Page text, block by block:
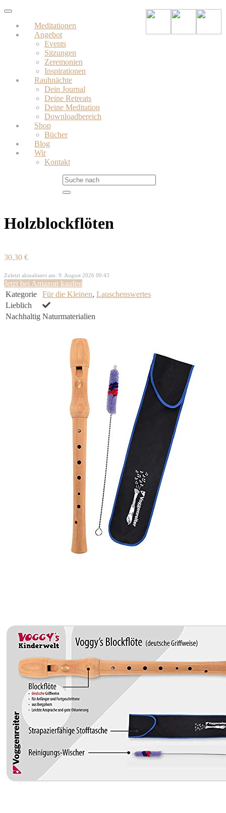
Skip
main
content
Toggle
navigationMeditationen
Angebot
Events
Sitzungen
Zeremonien
Inspirationen
Rauhnächte
Dein Journal
Deine Retreats
Deine Meditation
Downloadbereich
Shop
Bücher
Blog
Wir
Kontakt
Holzblockflöten
30,30 €
Zuletzt aktualisiert am: 9. August 2026 00:43
Jetzt bei Amazon kaufen
Kategorie
Für die Kleinen, Lauschenswertes
Lieblich
Nachhaltig Naturmaterialien